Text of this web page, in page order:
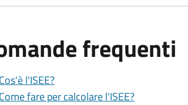
frequenti
Cos'è l'ISEE?
Come fare per calcolare l'ISEE?